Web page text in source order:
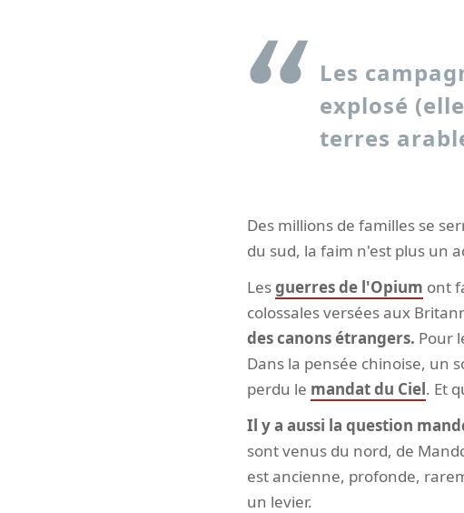
Les
explosé
terres
Des millions de familles se
du sud, la faim n'est plus un
Lesguerres de l'Opium ont
colossales versées aux
des canons étrangers. Pour
Dans la pensée chinoise, un
perdu le mandat du Ciel. Et
Il y a aussi la question
sont venus du nord, de
est ancienne, profonde,
un levier.